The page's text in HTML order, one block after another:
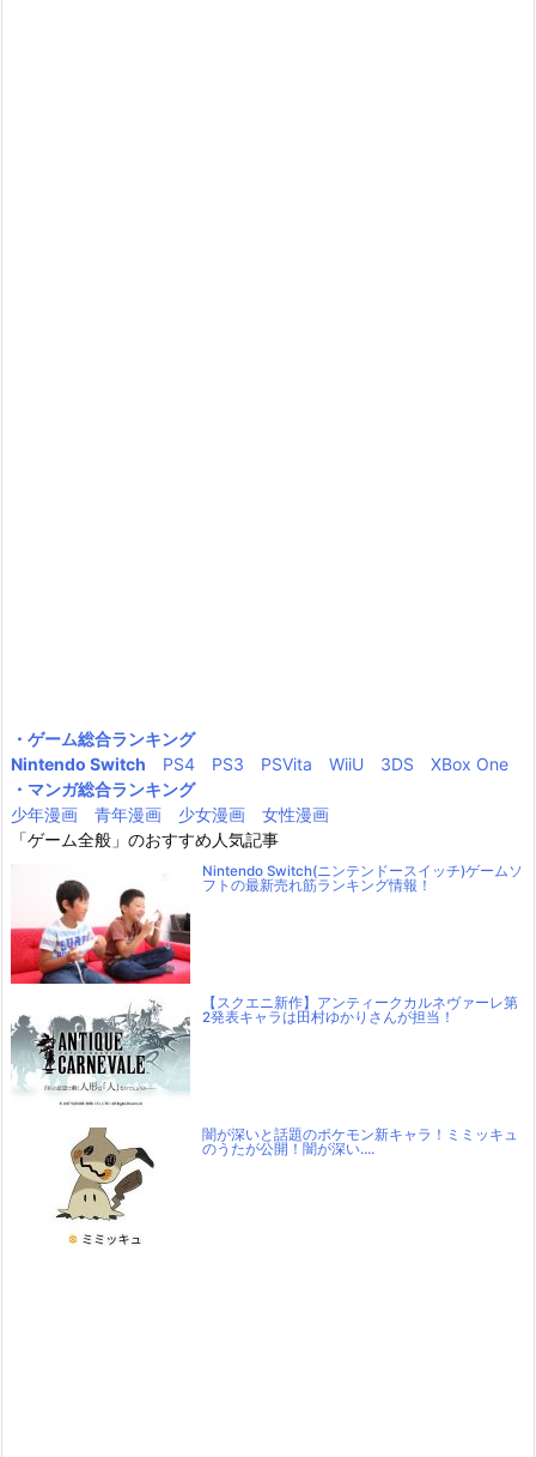
・ゲーム総合ランキング
Nintendo Switch
PS4 PS3 PSVita WiiU 3DS
XBox One
・マンガ総合ランキング
少年漫画
青年漫画 少女漫画
女性漫画
「ゲーム全般」のおすすめ人気記事
Nintendo Switch(ニンテンドースイッチ)ゲームソ
フトの最新売れ筋ランキング情報！
【スクエニ新作】アンティークカルネヴァーレ第
2発表キャラは田村ゆかりさんが担当！
闇が深いと話題のポケモン新キャラ！ミミッキュ
のうたが公開！闇が深い….